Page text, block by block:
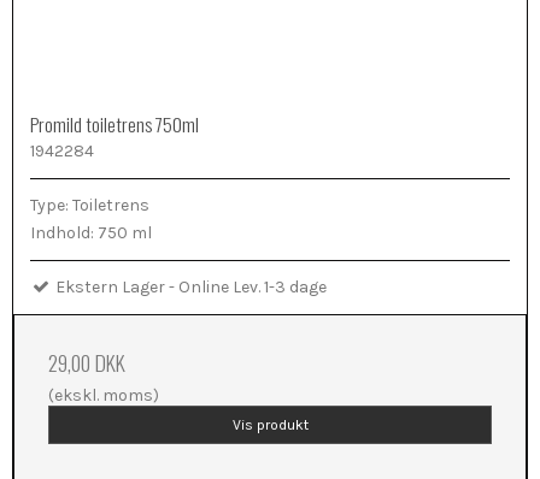
Promild toiletrens 750ml
1942284
Type: Toiletrens
Indhold: 750 ml
Ekstern Lager - Online Lev. 1-3 dage
29,00 DKK
(ekskl. moms)
Vis produkt